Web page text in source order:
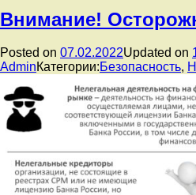
Меню
на
февраля
2022
г.
Внимание!
Posted on 07.02.2022Updated on
AdminКатегории:Безопасность,